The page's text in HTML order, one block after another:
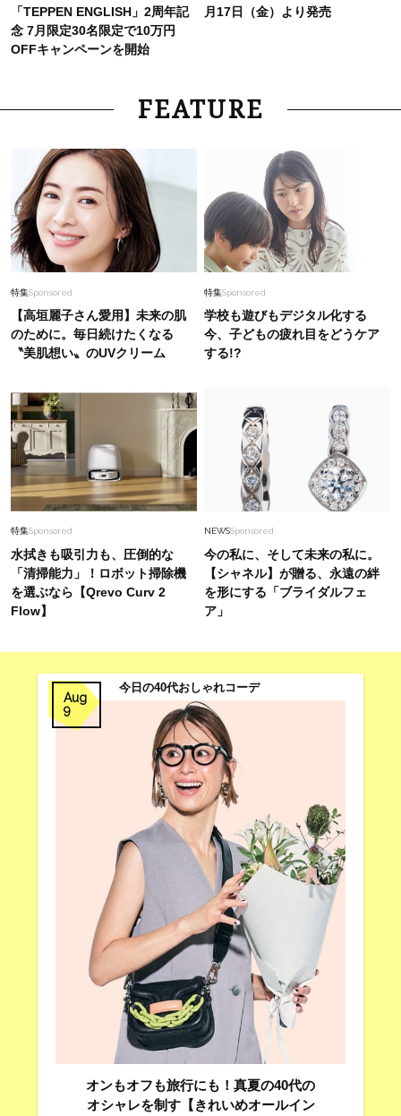
「TEPPEN ENGLISH」2周年記
念 7月限定30名限定で10万円
OFFキャンペーンを開始
月17日（金）より発売
FEATURE
特集Sponsored
【高垣麗子さん愛用】未来の肌
のために。毎日続けたくなる
〝美肌想い〟のUVクリーム
特集Sponsored
学校も遊びもデジタル化する
今、子どもの疲れ目をどうケア
する!?
特集Sponsored
水拭きも吸引力も、圧倒的な
「清掃能力」！ロボット掃除機
を選ぶなら【Qrevo Curv 2
Flow】
NEWSSponsored
今の私に、そして未来の私に。
【シャネル】が贈る、永遠の絆
を形にする「ブライダルフェ
ア」
Aug
9
今日の40代おしゃれコーデ
オンもオフも旅行にも！真夏の40代の
オシャレを制す【きれいめオールイン